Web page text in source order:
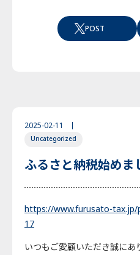
POST
2025-02-11
Uncategorized
ふるさと納税始めま
https://www.furusato-
17
いつもご愛顧いただき誠に